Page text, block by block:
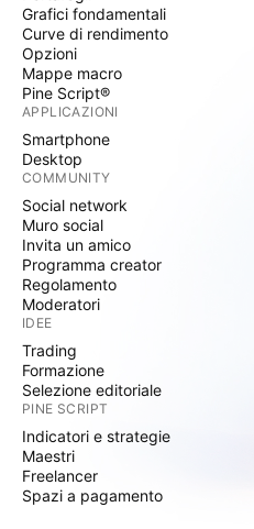
Grafici fondamentali
Curve di rendimento
Opzioni
Mappe macro
Pine Script®
APPLICAZIONI
Smartphone
Desktop
COMMUNITY
Social network
Muro social
Invita un amico
Programma creator
Regolamento
Moderatori
IDEE
Trading
Formazione
Selezione editoriale
PINE SCRIPT
Indicatori e strategie
Maestri
Freelancer
Spazi a pagamento